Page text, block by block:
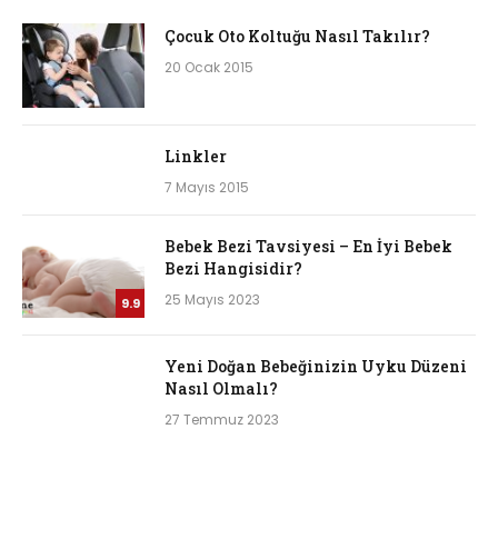
Çocuk Oto Koltuğu Nasıl Takılır?
20 Ocak 2015
Linkler
7 Mayıs 2015
9.9
Bebek Bezi Tavsiyesi – En İyi Bebek
Bezi Hangisidir?
25 Mayıs 2023
Yeni Doğan Bebeğinizin Uyku Düzeni
Nasıl Olmalı?
27 Temmuz 2023